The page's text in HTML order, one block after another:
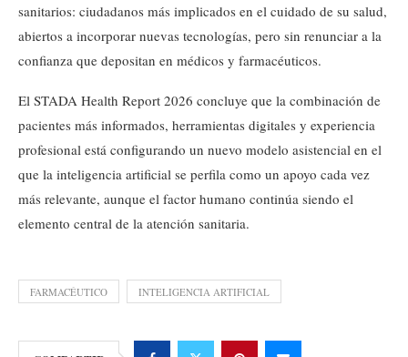
sanitarios: ciudadanos más implicados en el cuidado de su salud,
abiertos a incorporar nuevas tecnologías, pero sin renunciar a la
confianza que depositan en médicos y farmacéuticos.
El STADA Health Report 2026 concluye que la combinación de
pacientes más informados, herramientas digitales y experiencia
profesional está configurando un nuevo modelo asistencial en el
que la inteligencia artificial se perfila como un apoyo cada vez
más relevante, aunque el factor humano continúa siendo el
elemento central de la atención sanitaria.
FARMACÉUTICO INTELIGENCIA ARTIFICIAL